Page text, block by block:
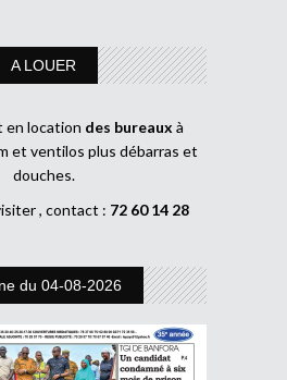
A LOUER
en location des bureaux à
et ventilos plus débarras et
douches.
, contact : 72 60 14 28
du 04-08-2026